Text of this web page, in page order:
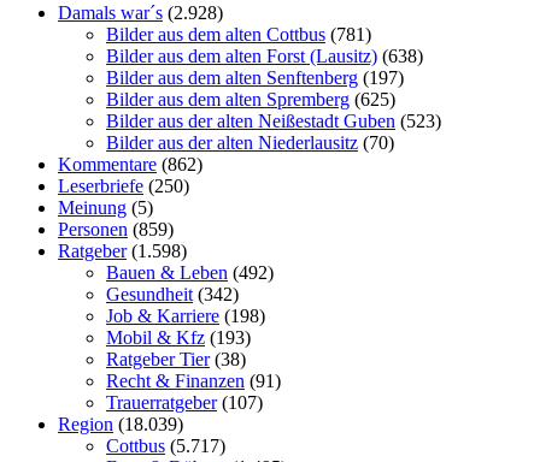
Damals war´s (2.928)
Bilder aus dem alten Cottbus (781)
Bilder aus dem alten Forst (Lausitz) (638)
Bilder aus dem alten Senftenberg (197)
Bilder aus dem alten Spremberg (625)
Bilder aus der alten Neißestadt Guben (523)
Bilder aus der alten Niederlausitz (70)
Kommentare (862)
Leserbriefe (250)
Meinung (5)
Personen (859)
Ratgeber(1.598)
Bauen & Leben (492)
Gesundheit (342)
Job & Karriere (198)
Mobil & Kfz (193)
Ratgeber Tier(38)
Recht & Finanzen (91)
Trauerratgeber(107)
Region (18.039)
Cottbus (5.717)